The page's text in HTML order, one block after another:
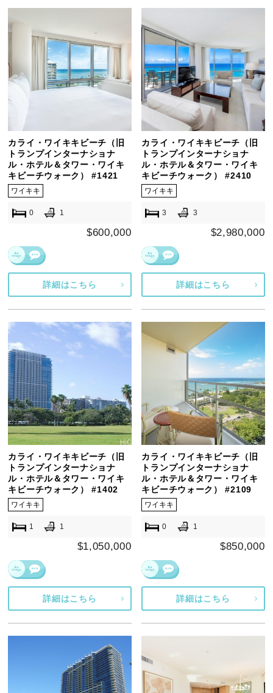
カライ・ワイキキビーチ（旧
トランプインターナショナ
ル・ホテル＆タワー・ワイキ
キビーチウォーク） #1421
ワイキキ
0 1
$600,000
詳細はこちら
カライ・ワイキキビーチ（旧
トランプインターナショナ
ル・ホテル＆タワー・ワイキ
キビーチウォーク） #2410
ワイキキ
3 3
$2,980,000
詳細はこちら
カライ・ワイキキビーチ（旧
トランプインターナショナ
ル・ホテル＆タワー・ワイキ
キビーチウォーク） #1402
ワイキキ
1 1
$1,050,000
詳細はこちら
カライ・ワイキキビーチ（旧
トランプインターナショナ
ル・ホテル＆タワー・ワイキ
キビーチウォーク） #2109
ワイキキ
0 1
$850,000
詳細はこちら